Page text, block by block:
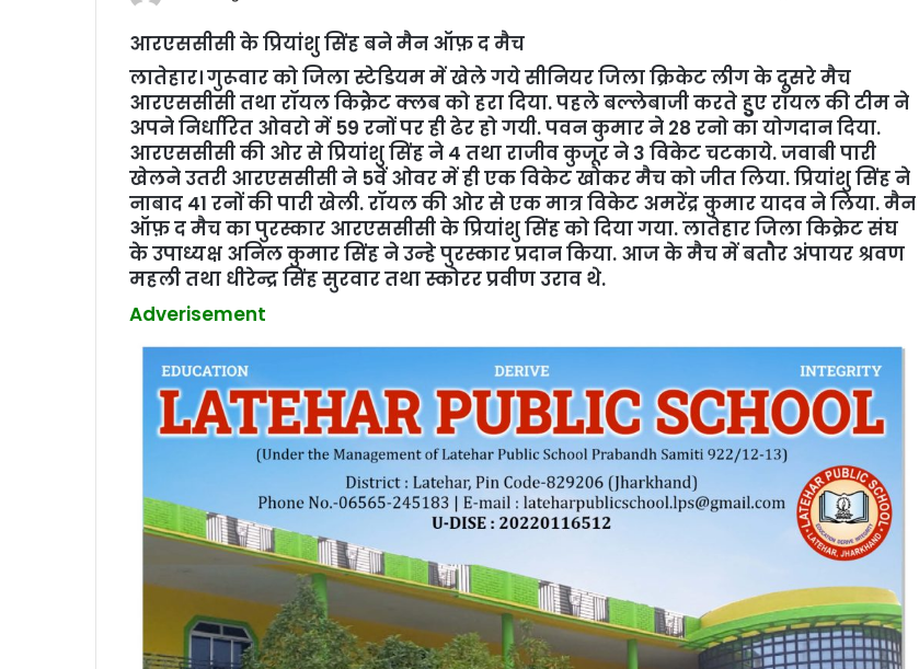
आरएससीसी के प्रियांशु सिंह बने मैन ऑफ़ द मैच
लातेहार। गुरूवार को जिला स्‍टेडियम में खेले गये सीनियर जिला क्रिकेट लीग के दूसरे मैच
आरएससीसी तथा रॉयल किक्रेेट क्‍लब को हरा दिया. पहले बल्‍लेबाजी करते हुुए रॉयल की टीम ने
अपने निर्धारित ओवरो में 59 रनों पर ही ढेर हो गयी. पवन कुमार ने 28 रनो का योगदान दिया.
आरएससीसी की ओर से प्रियांशु सिंह ने 4 तथा राजीव कुजूर ने 3 विकेट चटकाये. जवाबी पारी
खेलने उतरी आरएससीसी ने 5वें ओवर में ही एक विकेट खोकर मैच को जीत लिया. प्रियांशु सिंह ने
नाबाद 41 रनों की पारी खेली. रॉयल की ओर से एक मात्र विकेट अमरेंद्र कुमार यादव ने लिया. मैन
ऑफ़ द मैच का पुरस्कार आरएससीसी के प्रियांशु सिंह को दिया गया. लातेहार जिला किक्रेट संघ
के उपाध्यक्ष अनिल कुमार सिंह ने उन्‍हे पुरस्‍कार प्रदान किया. आज के मैच में बतौर अंपायर श्रवण
महली तथा धीरेन्द्र सिंह सुरवार तथा स्‍कोरर प्रवीण उराव थे.
Adverisement